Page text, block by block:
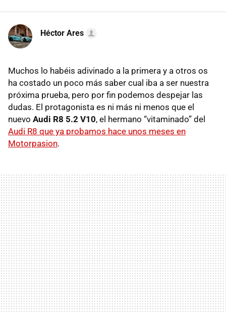
Héctor Ares
Muchos lo habéis adivinado a la primera y a otros os
ha costado un poco más saber cual iba a ser nuestra
próxima prueba, pero por fin podemos despejar las
dudas. El protagonista es ni más ni menos que el
nuevo Audi R8 5.2 V10, el hermano “vitaminado” del
Audi R8 que ya probamos hace unos meses en
Motorpasion.